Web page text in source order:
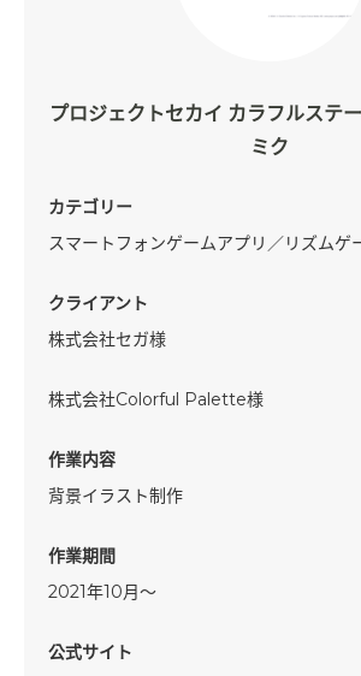
プロジェクトセカイ カラフルステ
ミク
カテゴリー
スマートフォンゲームアプリ／リズムゲ
クライアント
株式会社セガ様
株式会社Colorful Palette様
作業内容
背景イラスト制作
作業期間
2021年10月～
公式サイト